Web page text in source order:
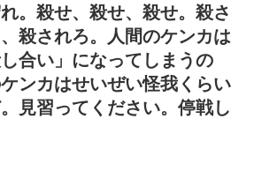
。殺せ、殺せ、殺せ。殺さ
殺されろ。人間のケンカは
し合い」になってしまうの
ンカはせいぜい怪我くらい
見習ってください。停戦し